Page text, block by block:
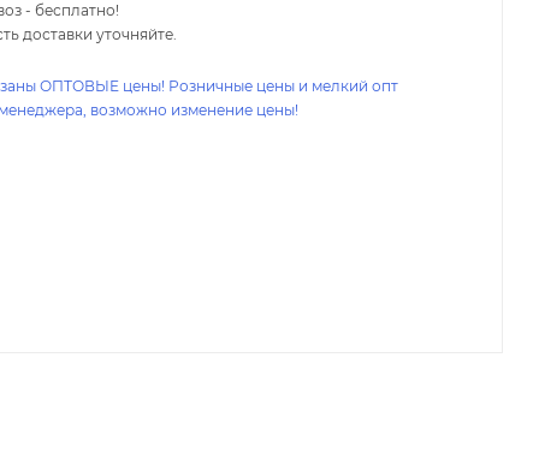
- бесплатно!
доставки уточняйте.
ОПТОВЫЕ цены! Розничные цены и мелкий опт
возможно изменение цены!